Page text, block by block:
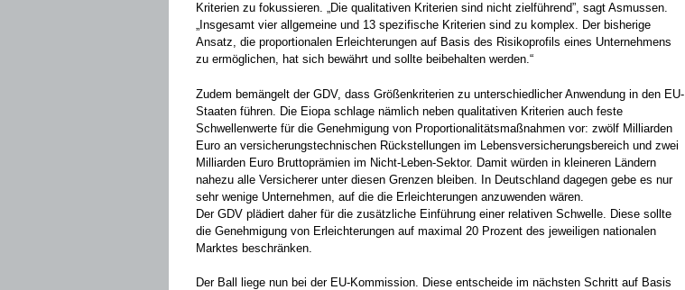
Kriterien zu fokussieren. „Die qualitativen Kriterien sind nicht zielführend”, sagt Asmussen.
„Insgesamt vier allgemeine und 13 spezifische Kriterien sind zu komplex. Der bisherige
Ansatz, die proportionalen Erleichterungen auf Basis des Risikoprofils eines Unternehmens
zu ermöglichen, hat sich bewährt und sollte beibehalten werden.“
Zudem bemängelt der GDV, dass Größenkriterien zu unterschiedlicher Anwendung in den EU-
Staaten führen. Die Eiopa schlage nämlich neben qualitativen Kriterien auch feste
Schwellenwerte für die Genehmigung von Proportionalitätsmaßnahmen vor: zwölf Milliarden
Euro an versicherungstechnischen Rückstellungen im Lebensversicherungsbereich und zwei
Milliarden Euro Bruttoprämien im Nicht-Leben-Sektor. Damit würden in kleineren Ländern
nahezu alle Versicherer unter diesen Grenzen bleiben. In Deutschland dagegen gebe es nur
sehr wenige Unternehmen, auf die die Erleichterungen anzuwenden wären.
Der GDV plädiert daher für die zusätzliche Einführung einer relativen Schwelle. Diese sollte
die Genehmigung von Erleichterungen auf maximal 20 Prozent des jeweiligen nationalen
Marktes beschränken.
Der Ball liege nun bei der EU-Kommission. Diese entscheide im nächsten Schritt auf Basis